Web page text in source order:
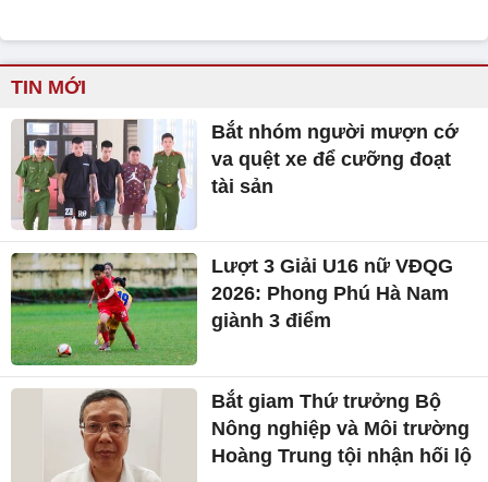
TIN MỚI
Bắt nhóm người mượn cớ
va quệt xe để cưỡng đoạt
tài sản
Lượt 3 Giải U16 nữ VĐQG
2026: Phong Phú Hà Nam
giành 3 điểm
Bắt giam Thứ trưởng Bộ
Nông nghiệp và Môi trường
Hoàng Trung tội nhận hối lộ